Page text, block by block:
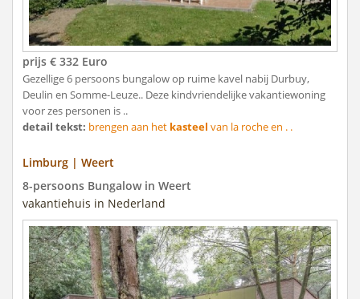
prijs € 332 Euro
Gezellige 6 persoons bungalow op ruime kavel nabij Durbuy,
Deulin en Somme-Leuze.. Deze kindvriendelijke vakantiewoning
voor zes personen is ..
detail tekst: brengen aan het kasteel van la roche en . .
Limburg | Weert
8-persoons Bungalow in Weert
vakantiehuis in Nederland